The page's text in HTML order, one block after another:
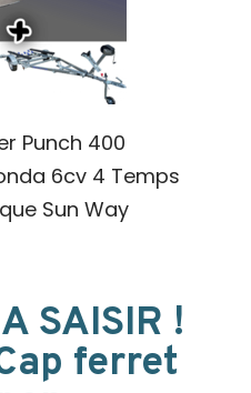
Punch 400
6cv 4 Temps
Sun Way
SAISIR !
ferret